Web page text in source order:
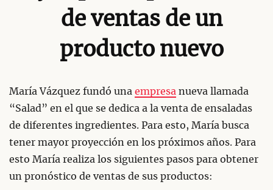
de ventas de un
producto nuevo
María Vázquez fundó una empresa nueva llamada
“Salad” en el que se dedica a la venta de ensaladas
de diferentes ingredientes. Para esto, María busca
tener mayor proyección en los próximos años. Para
esto María realiza los siguientes pasos para obtener
un pronóstico de ventas de sus productos: